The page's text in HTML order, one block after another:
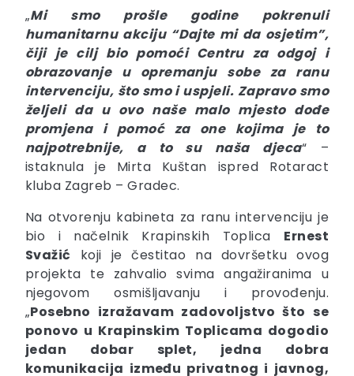
„Mi smo prošle godine pokrenuli
humanitarnu akciju “Dajte mi da osjetim”,
čiji je cilj bio pomoći Centru za odgoj i
obrazovanje u opremanju sobe za ranu
intervenciju, što smo i uspjeli. Zapravo smo
željeli da u ovo naše malo mjesto dođe
promjena i pomoć za one kojima je to
najpotrebnije, a to su naša djeca“ –
istaknula je Mirta Kuštan ispred Rotaract
kluba Zagreb – Gradec.
Na otvorenju kabineta za ranu intervenciju je
bio i načelnik Krapinskih Toplica Ernest
Svažić koji je čestitao na dovršetku ovog
projekta te zahvalio svima angažiranima u
njegovom osmišljavanju i provođenju.
„Posebno izražavam zadovoljstvo što se
ponovo u Krapinskim Toplicama dogodio
jedan dobar splet, jedna dobra
komunikacija između privatnog i javnog,